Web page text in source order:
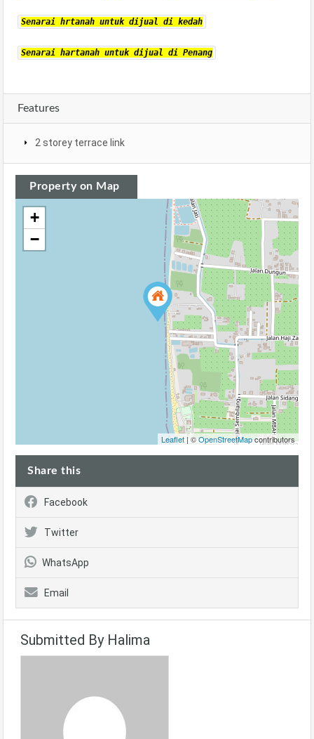
Senarai hrtanah untuk dijual di kedah
Senarai hartanah untuk dijual di Penang
Features
2 storey terrace link
Property on Map
+
−
Leaflet | ©OpenStreetMapcontributors
Share this
Facebook
Twitter
WhatsApp
Email
Submitted By Halima